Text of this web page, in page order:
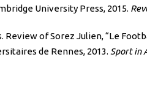
University Press, 2015.
Review of Sorez Julien, “Le
de Rennes, 2013. Sport in